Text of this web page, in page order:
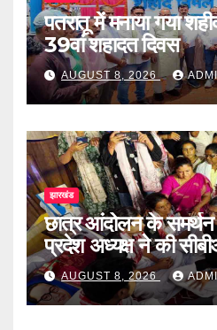
पतरातू में मनाया गया
39वां शहादत दिवस
AUGUST 8, 2026
झारखंड
छात्र आंदोलन के समर्थन
प्रदेश अध्यक्ष ने की
AUGUST 8, 2026